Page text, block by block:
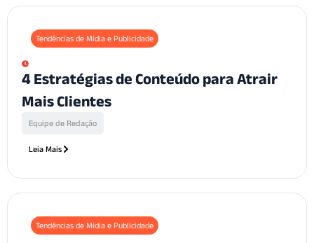
Tendências de Mídia e Publicidade
4 Estratégias de Conteúdo para Atrair
Mais Clientes
Equipe de Redação
Leia Mais
Tendências de Mídia e Publicidade